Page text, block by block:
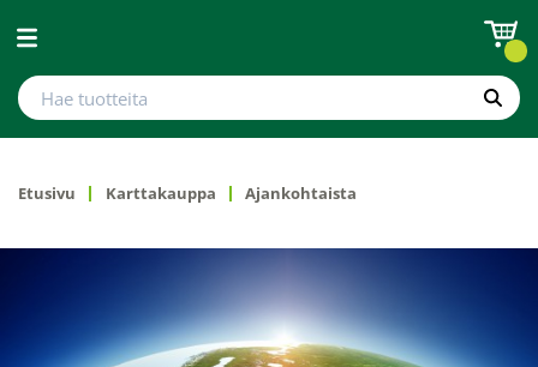
Avaa valikko
Hae tuotteita
Hae
Etusivu Karttakauppa Ajankohtaista